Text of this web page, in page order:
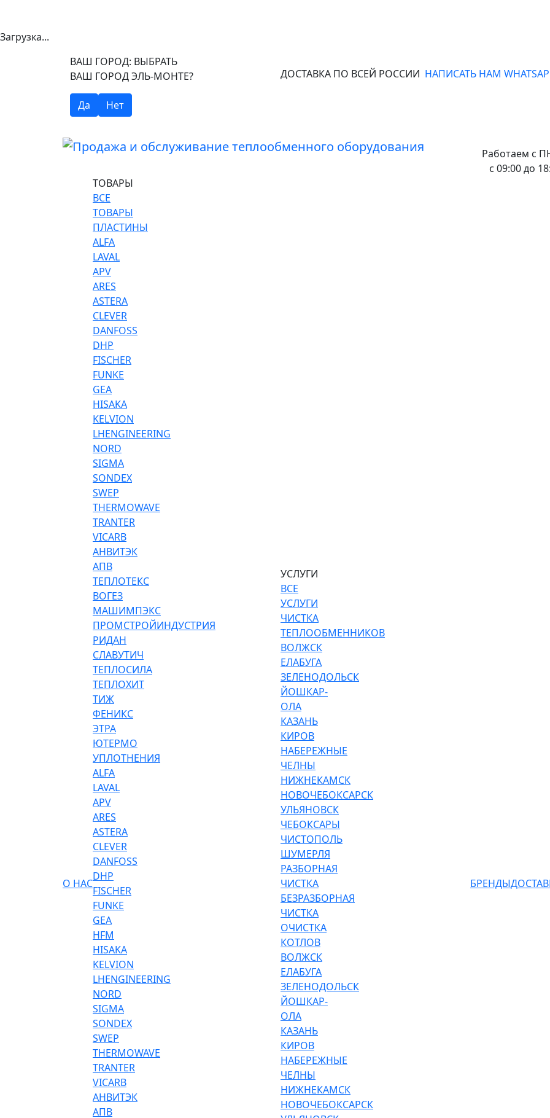
Загрузка...
ВАШ ГОРОД: ВЫБРАТЬ
ВАШ ГОРОД ЭЛЬ-МОНТЕ?
Да Нет
ДОСТАВКА ПО ВСЕЙ РОССИИ НАПИСАТЬ НАМ
Работаем с
с 09:00 до
О НАС
ТОВАРЫ
ВСЕ
ТОВАРЫ
ПЛАСТИНЫ
ALFA
LAVAL
APV
ARES
ASTERA
CLEVER
DANFOSS
DHP
FISCHER
FUNKE
GEA
HISAKA
KELVION
LHENGINEERING
NORD
SIGMA
SONDEX
SWEP
THERMOWAVE
TRANTER
VICARB
АНВИТЭК
АПВ
ТЕПЛОТЕКС
ВОГЕЗ
МАШИМПЭКС
ПРОМСТРОЙИНДУСТРИЯ
РИДАН
СЛАВУТИЧ
ТЕПЛОСИЛА
ТЕПЛОХИТ
ТИЖ
ФЕНИКС
ЭТРА
ЮТЕРМО
УПЛОТНЕНИЯ
ALFA
LAVAL
APV
ARES
ASTERA
CLEVER
DANFOSS
DHP
FISCHER
FUNKE
GEA
HFM
HISAKA
KELVION
LHENGINEERING
NORD
SIGMA
SONDEX
SWEP
THERMOWAVE
TRANTER
VICARB
АНВИТЭК
АПВ
УСЛУГИ
ВСЕ
УСЛУГИ
ЧИСТКА
ТЕПЛООБМЕННИКОВ
ВОЛЖСК
ЕЛАБУГА
ЗЕЛЕНОДОЛЬСК
ЙОШКАР-
ОЛА
КАЗАНЬ
КИРОВ
НАБЕРЕЖНЫЕ
ЧЕЛНЫ
НИЖНЕКАМСК
НОВОЧЕБОКСАРСК
УЛЬЯНОВСК
ЧЕБОКСАРЫ
ЧИСТОПОЛЬ
ШУМЕРЛЯ
РАЗБОРНАЯ
ЧИСТКА
БЕЗРАЗБОРНАЯ
ЧИСТКА
ОЧИСТКА
КОТЛОВ
ВОЛЖСК
ЕЛАБУГА
ЗЕЛЕНОДОЛЬСК
ЙОШКАР-
ОЛА
КАЗАНЬ
КИРОВ
НАБЕРЕЖНЫЕ
ЧЕЛНЫ
НИЖНЕКАМСК
НОВОЧЕБОКСАРСК
БРЕНДЫ